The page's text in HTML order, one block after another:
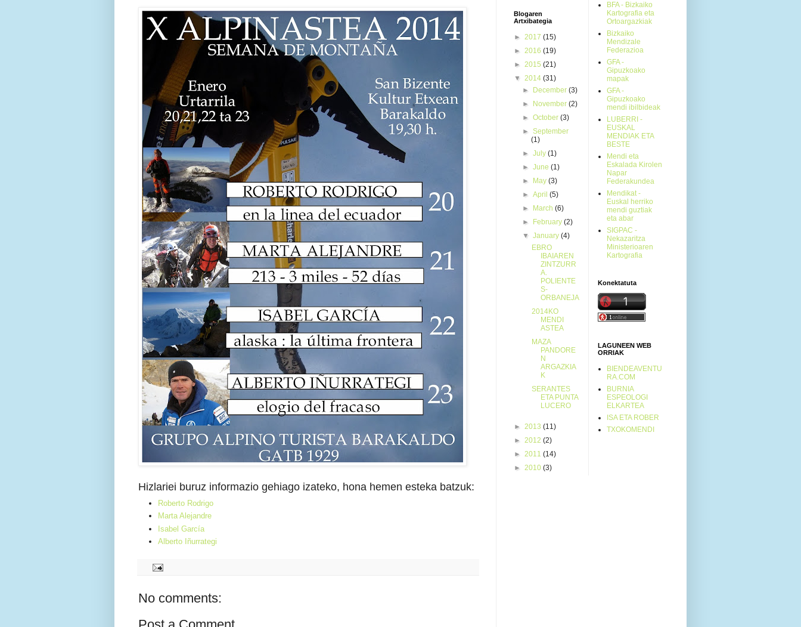
Hizlariei buruz informazio gehiago izateko, hona hemen esteka batzuk:
Roberto Rodrigo
Marta Alejandre
Isabel García
Alberto Iñurrategi
No comments:
Blogaren
Artxibategia
► 2017 (15)
► 2016 (19)
► 2015 (21)
▼ 2014 (31)
►
December(3)
►
November(2)
►October(3)
►September
(1)
►July(1)
►June(1)
►
May(3)
►April(5)
►
March(6)
►
February(2)
▼January(4)
EBRO
IBAIAREN
ZINTZURR
A.
POLIENTE
S-
ORBANEJA
2014KO
MENDI
ASTEA
MAZA
PANDORE
N
ARGAZKIA
K
SERANTES
ETA PUNTA
LUCERO
► 2013 (11)
► 2012 (2)
► 2011 (14)
► 2010 (3)
BFA - Bizkaiko
Kartografia eta
Ortoargazkiak
Bizkaiko
Mendizale
Federazioa
GFA -
Gipuzkoako
mapak
GFA -
Gipuzkoako
mendi ibilbideak
LUBERRI -
EUSKAL
MENDIAK ETA
BESTE
Mendi eta
Eskalada Kirolen
Napar
Federakundea
Mendikat -
Euskal herriko
mendi guztiak
eta abar
SIGPAC -
Nekazaritza
Ministerioaren
Kartografia
Konektatuta
LAGUNEEN WEB
ORRIAK
BIENDEAVENTU
RA.COM
BURNIA
ESPEOLOGI
ELKARTEA
ISA ETA ROBER
TXOKOMENDI